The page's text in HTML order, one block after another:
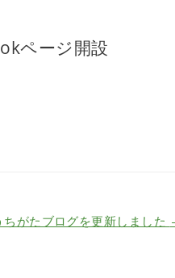
ページ開設
がたブログを更新しました